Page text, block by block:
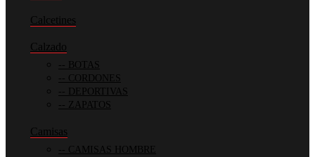
Calcetines
Calzado
BOTAS
CORDONES
DEPORTIVAS
ZAPATOS
Camisas
CAMISAS HOMBRE